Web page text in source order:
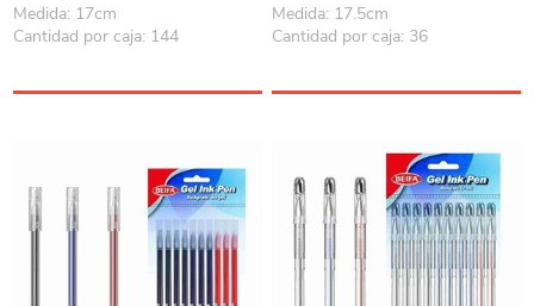
Medida: 17cm
Cantidad por caja: 144
Medida: 17.5cm
Cantidad por caja: 36